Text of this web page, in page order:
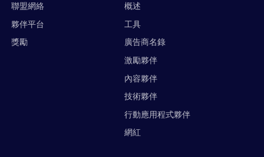
聯盟網絡
夥伴平台
獎勵
概述
工具
廣告商名錄
激勵夥伴
內容夥伴
技術夥伴
行動應用程式夥伴
網紅